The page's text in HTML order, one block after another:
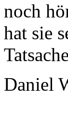
noch
hat sie
Daniel